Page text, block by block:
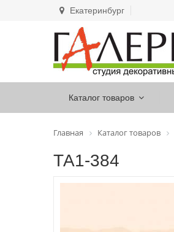
Екатеринбург
Каталог товаров
Главная Каталог товаров
ТА1-384